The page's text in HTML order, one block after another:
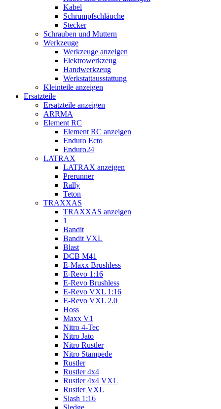
Kabel
Schrumpfschläuche
Stecker
Schrauben und Muttern
Werkzeuge
Werkzeuge anzeigen
Elektrowerkzeug
Handwerkzeug
Werkstattausstattung
Kleinteile anzeigen
Ersatzteile
Ersatzteile anzeigen
ARRMA
Element RC
Element RC anzeigen
Enduro Ecto
Enduro24
LATRAX
LATRAX anzeigen
Prerunner
Rally
Teton
TRAXXAS
TRAXXAS anzeigen
1
Bandit
Bandit VXL
Blast
DCB M41
E-Maxx Brushless
E-Revo 1:16
E-Revo Brushless
E-Revo VXL 1:16
E-Revo VXL 2.0
Hoss
Maxx V1
Nitro 4-Tec
Nitro Jato
Nitro Rustler
Nitro Stampede
Rustler
Rustler 4x4
Rustler 4x4 VXL
Rustler VXL
Slash 1:16
Sledge